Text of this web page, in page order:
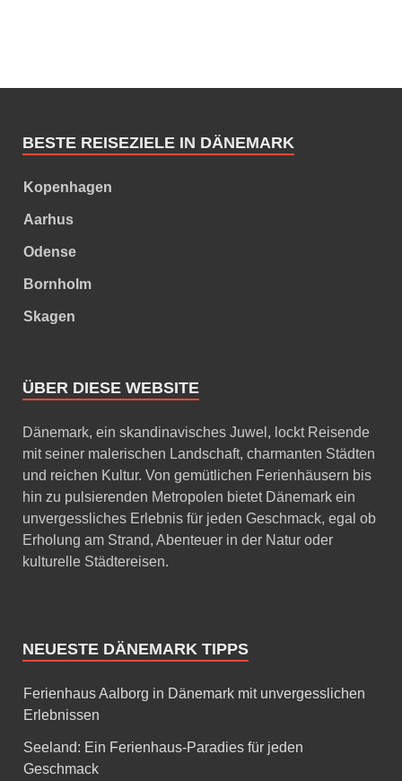
BESTE REISEZIELE IN DÄNEMARK
Kopenhagen
Aarhus
Odense
Bornholm
Skagen
ÜBER DIESE WEBSITE
Dänemark, ein skandinavisches Juwel, lockt Reisende
mit seiner malerischen Landschaft, charmanten Städten
und reichen Kultur. Von gemütlichen Ferienhäusern bis
hin zu pulsierenden Metropolen bietet Dänemark ein
unvergessliches Erlebnis für jeden Geschmack, egal ob
Erholung am Strand, Abenteuer in der Natur oder
kulturelle Städtereisen.
NEUESTE DÄNEMARK TIPPS
Ferienhaus Aalborg in Dänemark mit unvergesslichen
Erlebnissen
Seeland: Ein Ferienhaus-Paradies für jeden
Geschmack